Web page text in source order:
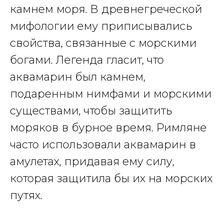
камнем моря. В древнегреческой
мифологии ему приписывались
свойства, связанные с морскими
богами. Легенда гласит, что
аквамарин был камнем,
подаренным нимфами и морскими
существами, чтобы защитить
моряков в бурное время. Римляне
часто использовали аквамарин в
амулетах, придавая ему силу,
которая защитила бы их на морских
путях.